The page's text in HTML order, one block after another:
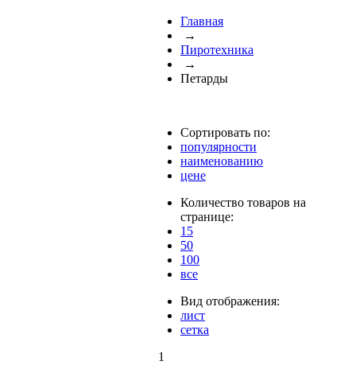
Главная
→
Пиротехника
→
Петарды
Сортировать по:
популярности
наименованию
цене
Количество товаров на
странице:
15
50
100
все
Вид отображения:
лист
сетка
1